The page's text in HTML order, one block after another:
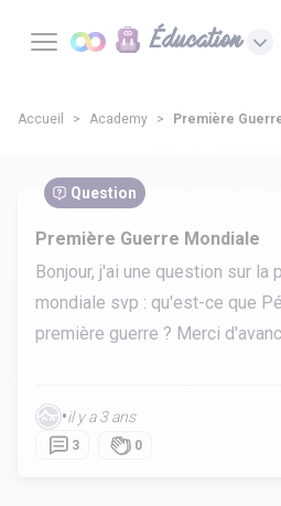
Éducation
Accueil Academy Première
Question
Première Guerre Mondiale
Bonjour, j'ai une question sur la
mondiale svp : qu'est-ce que
première guerre ? Merci
•il y a 3 ans
3 0